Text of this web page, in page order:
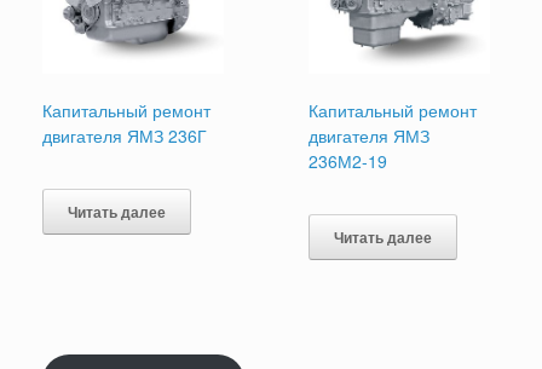
Капитальный ремонт
двигателя ЯМЗ 236Г
Читать далее
Капитальный ремонт
двигателя ЯМЗ
236М2-19
Читать далее